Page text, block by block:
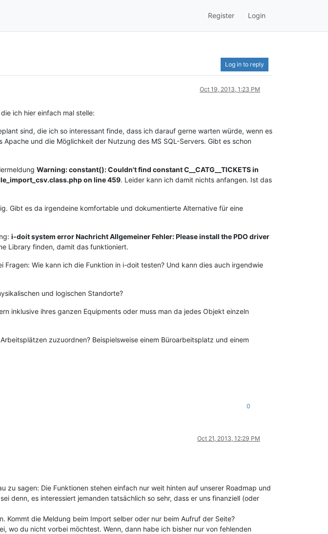
Register Login
Log in to reply
Oct 19, 2013, 1:23 PM
ich hier einfach mal stelle:
sind, die ich so interessant finde, dass ich darauf gerne warten würde, wenn es
und die Möglichkeit der Nutzung des MS SQL-Servers. Gibt es schon
Warning: constant(): Couldn't find constant C__CATG__TICKETS in
on line 459. Leider kann ich damit nichts anfangen. Ist das
Gibt es da irgendeine komfortable und dokumentierte Alternative für eine
i-doit system error Nachricht Allgemeiner Fehler: Please install the PDO driver
Library finden, damit das funktioniert.
Wie kann ich die Funktion in i-doit testen? Und kann dies auch irgendwie
und logischen Standorte?
inklusive ihres ganzen Equipments oder muss man da jedes Objekt einzeln
zuzuordnen? Beispielsweise einem Büroarbeitsplatz und einem
0
Oct 21, 2013, 12:29 PM
zu sagen: Die Funktionen stehen einfach nur weit hinten auf unserer Roadmap und
denn, es interessiert jemanden tatsächlich so sehr, dass er uns finanziell (oder
Kommt die Meldung beim Import selber oder nur beim Aufruf der Seite?
wo du nicht vorbei möchtest. Wenn, dann habe ich bisher nur von fehlenden